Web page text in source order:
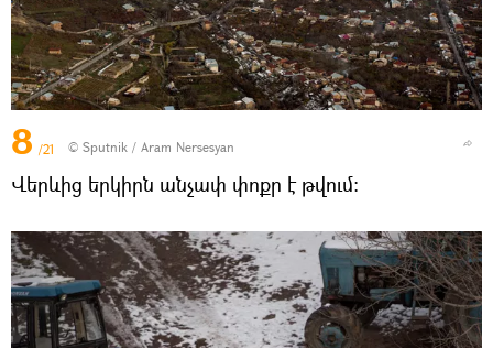
8 /21 © Sputnik / Aram Nersesyan
Վերևից երկիրն անչափ փոքր է թվում։